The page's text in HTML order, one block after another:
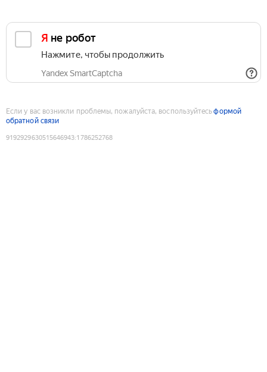
Я не робот
Нажмите, чтобы продолжить
Yandex SmartCaptcha
Если у вас возникли проблемы, пожалуйста, воспользуйтесьформой
обратной связи
9192929630515646943:1786252768